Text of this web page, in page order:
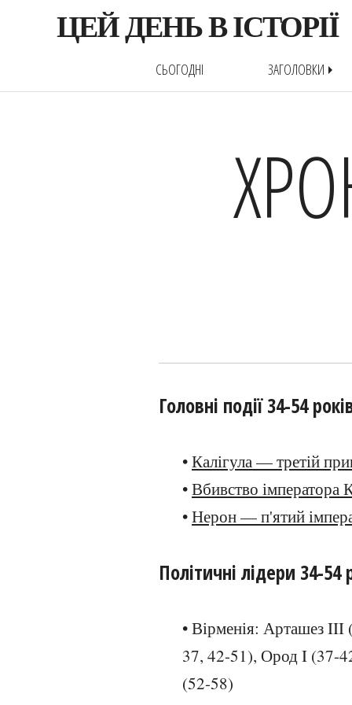
ЦЕЙ ДЕНЬ В ІСТОРІЇ
СЬОГОДНІ ЗАГОЛОВКИarrow_right
Головні події 34-54
•Калігула — третій
•Вбивство імператора
•Нерон — п'ятий
Політичні лідери 34-54
• Вірменія: Арташез
37, 42-51), Ород I (37-
(52-58)